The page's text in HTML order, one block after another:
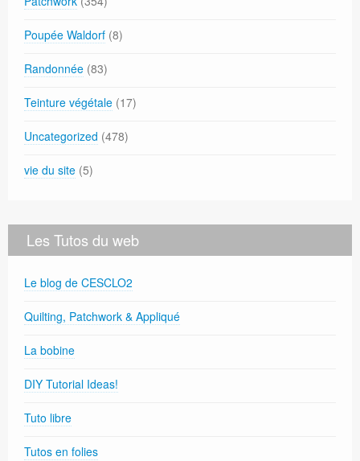
Poupée Waldorf (8)
Randonnée (83)
Teinture végétale (17)
Uncategorized (478)
vie du site (5)
Les Tutos du web
Le blog de CESCLO2
Quilting, Patchwork & Appliqué
La bobine
DIY Tutorial Ideas!
Tuto libre
Tutos en folies